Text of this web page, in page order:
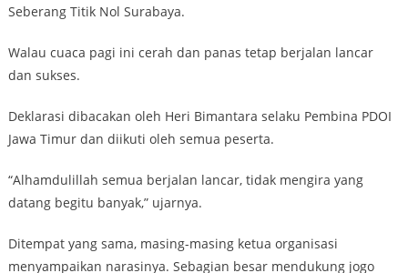
Seberang Titik Nol Surabaya.
Walau cuaca pagi ini cerah dan panas tetap berjalan lancar
dan sukses.
Deklarasi dibacakan oleh Heri Bimantara selaku Pembina PDOI
Jawa Timur dan diikuti oleh semua peserta.
“Alhamdulillah semua berjalan lancar, tidak mengira yang
datang begitu banyak,” ujarnya.
Ditempat yang sama, masing-masing ketua organisasi
menyampaikan narasinya. Sebagian besar mendukung jogo